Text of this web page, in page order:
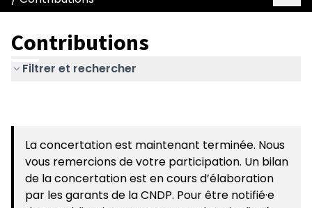
Contributions
Filtrer et rechercher
La concertation est maintenant terminée. Nous
vous remercions de votre participation. Un bilan
de la concertation est en cours d’élaboration
par les garants de la CNDP. Pour être notifié·e